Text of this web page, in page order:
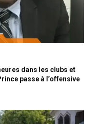
dans les clubs et
passe à l’offensive